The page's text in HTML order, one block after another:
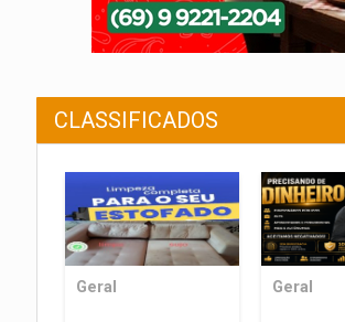
CLASSIFICADOS
Geral Geral